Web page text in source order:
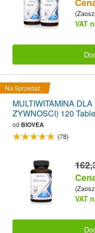
VAT
Na Sprzedaż
MULTIWITAMINA
ZYWNOSCI) 120
od BIOVEA
(78)
VAT